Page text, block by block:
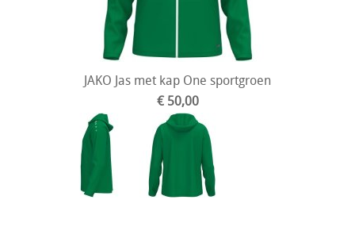
JAKO Jas met kap One sportgroen
€ 50,00